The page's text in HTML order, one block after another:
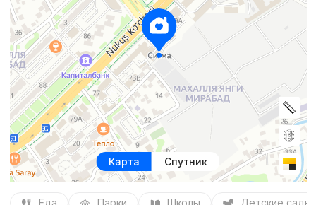
Карта Спутник
Еда Парки Школы Детские сады